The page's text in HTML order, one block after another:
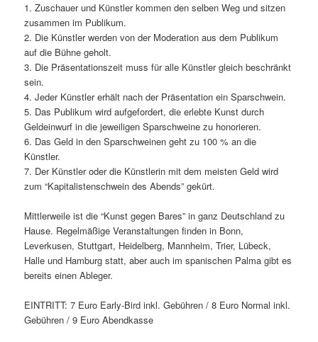
1. Zuschauer und Künstler kommen den selben Weg und sitzen
zusammen im Publikum.
2. Die Künstler werden von der Moderation aus dem Publikum
auf die Bühne geholt.
3. Die Präsentationszeit muss für alle Künstler gleich beschränkt
sein.
4. Jeder Künstler erhält nach der Präsentation ein Sparschwein.
5. Das Publikum wird aufgefordert, die erlebte Kunst durch
Geldeinwurf in die jeweiligen Sparschweine zu honorieren.
6. Das Geld in den Sparschweinen geht zu 100 % an die
Künstler.
7. Der Künstler oder die Künstlerin mit dem meisten Geld wird
zum “Kapitalistenschwein des Abends” gekürt.
Mittlerweile ist die “Kunst gegen Bares” in ganz Deutschland zu
Hause. Regelmäßige Veranstaltungen finden in Bonn,
Leverkusen, Stuttgart, Heidelberg, Mannheim, Trier, Lübeck,
Halle und Hamburg statt, aber auch im spanischen Palma gibt es
bereits einen Ableger.
EINTRITT: 7 Euro Early-Bird inkl. Gebühren / 8 Euro Normal inkl.
Gebühren / 9 Euro Abendkasse